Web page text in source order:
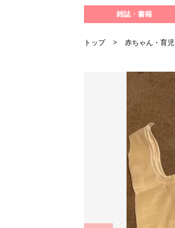
雑誌・書籍
トップ 赤ちゃん・育児